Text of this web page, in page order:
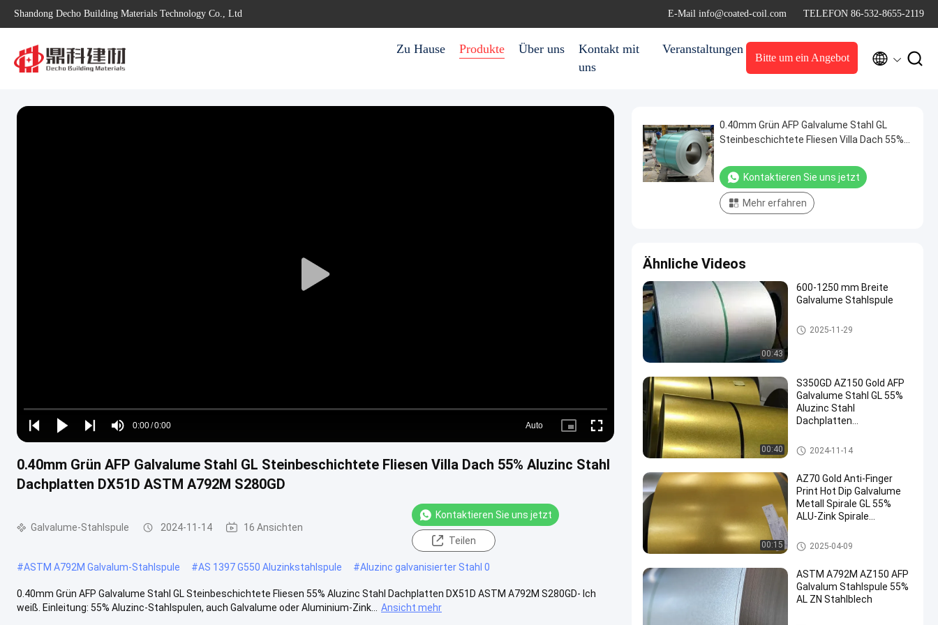
Shandong Decho Building Materials Technology Co., Ltd E-Mail info@coated-coil.com TELEFON 86-532-8655-2119
Zu Hause Produkte Über uns
Kontakt mit
uns
Veranstaltungen
Bitte um ein Angebot  
Play
Play
Play
Play
Mute
Time
0:00/0:00
Loaded:
0%
Auto
Picture- Fullscreen
0.40mm Grün AFP Galvalume Stahl GL Steinbeschichtete Fliesen Villa Dach 55% Aluzinc Stahl
Dachplatten DX51D ASTM A792M S280GD
Galvalume-Stahlspule 2024-11-14 16 Ansichten
Kontaktieren Sie uns jetzt
Teilen
#ASTM A792M Galvalum-Stahlspule #AS 1397 G550 Aluzinkstahlspule #Aluzinc galvanisierter Stahl 0
0.40mm Grün AFP Galvalume Stahl GL Steinbeschichtete Fliesen 55% Aluzinc Stahl Dachplatten DX51D ASTM A792M S280GD- Ich
weiß. Einleitung: 55% Aluzinc-Stahlspulen, auch Galvalume oder Aluminium-Zink...
Ansicht mehr
0.40mm Grün AFP Galvalume Stahl GL
Steinbeschichtete Fliesen Villa Dach 55%
A792M S280GD
Kontaktieren Sie uns jetzt
Mehr erfahren
Ähnliche Videos
00:43
600-1250 mm Breite
Galvalume Stahlspule
Galvalume-Stahlspule
2025-11-29
00:40
S350GD AZ150 Gold AFP
Galvalume Stahl GL 55%
Aluzinc Stahl
Dachplatten
Fliesen Villa Dach ASTM
A792M S350GD
Galvalume-Stahlspule
2024-11-14
00:15
AZ70 Gold Anti-Finger
Print Hot Dip Galvalume
Metall Spirale GL 55%
ALU-Zink Spirale
Qualität
Galvalume-Stahlspule
2025-04-09
ASTM A792M AZ150 AFP
Galvalum Stahlspule 55%
AL ZN Stahlblech